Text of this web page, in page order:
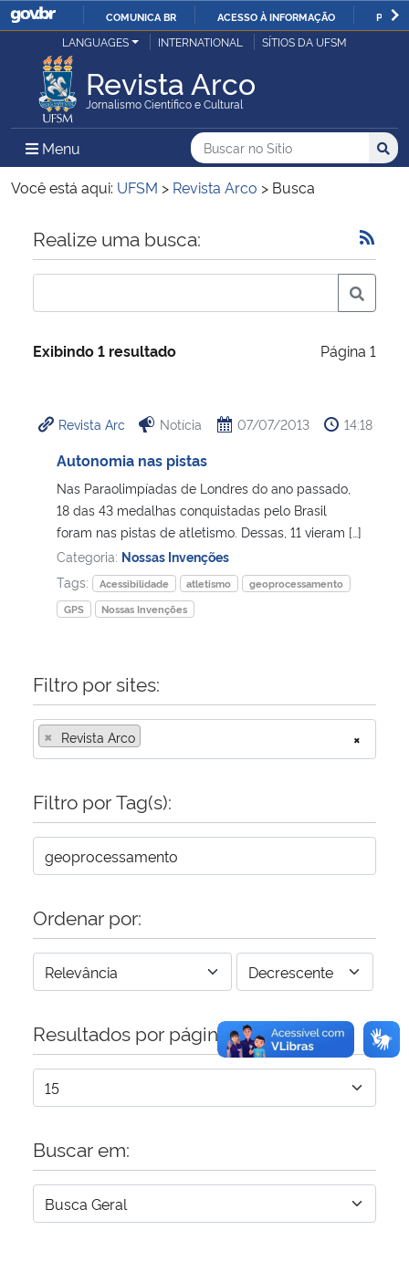
IR
O
COMUNICA BR ACESSO À INFORMAÇÃO
Ministério da Justiça e Segurança Pública
Ministério da Defesa
Ministério das Relações Exteriores
Ministério da Economia
Ministério da Infraestrutura
Ministério da Cidadania
Ministério de Minas e Energia
Ministério da Ciência, Tecnologia, Inovações e Comunicações
Ministério do Meio Ambiente
Controladoria-Geral da União
Ministério da Mulher, da Família e dos Direitos Humanos
Secretaria-Geral
Gabinete de Segurança Institucional
Banco Central do Brasil
Planalto
LANGUAGES INTERNATIONAL SÍTIOS DA UFSM
Revista Arco
Jornalismo Científico e Cultural
Menu Menu Principal do Sítio
Busca
Buscar no no Sítio
Busca:
Você está aqui: UFSM > Revista Arco > Busca
Início do conteúdo
Realize uma busca:
Exibindo 1 resultado Página 1
Revista Arc Notícia 07/07/2013 14:18
Autonomia nas pistas
Nas Paraolimpíadas de Londres do ano passado,
18 das 43 medalhas conquistadas pelo Brasil
foram nas pistas de atletismo. Dessas, 11 vieram […]
Categoria: Nossas Invenções
Tags:
Acessibilidade atletismo
geoprocessamento
GPS
Nossas Invenções
Filtro por sites:
×
× Revista Arco
Filtro por Tag(s):
Ordenar por:
Resultados por página:
Buscar em: